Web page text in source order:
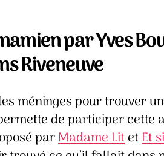
par Yves
Riveneuve
méninges pour trouver un
de participer cette
parMadame LitetEt